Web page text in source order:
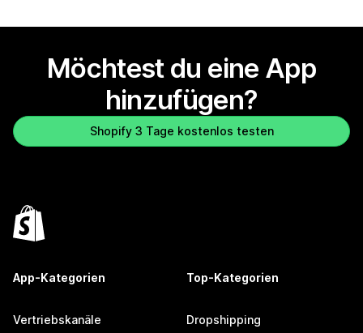
Möchtest du eine App
hinzufügen?
Shopify 3 Tage kostenlos testen
App-Kategorien
Vertriebskanäle
Top-Kategorien
Dropshipping